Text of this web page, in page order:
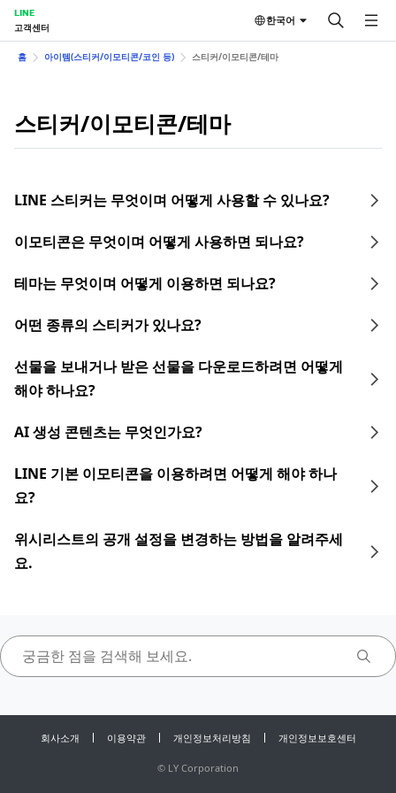
LINE
고객센터
한국어
홈 아이템(스티커/이모티콘/코인 등) 스티커/이모티콘/테마
스티커/이모티콘/테마
LINE 스티커는 무엇이며 어떻게 사용할 수 있나요?
이모티콘은 무엇이며 어떻게 사용하면 되나요?
테마는 무엇이며 어떻게 이용하면 되나요?
어떤 종류의 스티커가 있나요?
선물을 보내거나 받은 선물을 다운로드하려면 어떻게
해야 하나요?
AI 생성 콘텐츠는 무엇인가요?
LINE 기본 이모티콘을 이용하려면 어떻게 해야 하나
요?
위시리스트의 공개 설정을 변경하는 방법을 알려주세
요.
회사소개 이용약관 개인정보처리방침 개인정보보호센터
© LY Corporation